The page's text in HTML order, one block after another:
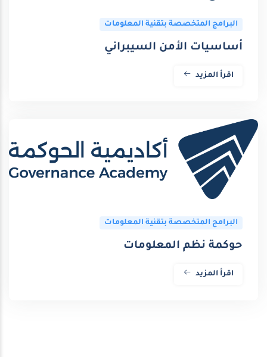
البرامج المتخصصة بتقنية المعلومات
أساسيات الأمن السيبراني
اقرأ المزيد
البرامج المتخصصة بتقنية المعلومات
حوكمة نظم المعلومات
اقرأ المزيد